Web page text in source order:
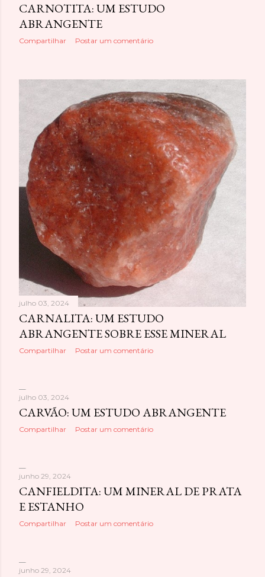
CARNOTITA: UM ESTUDO
ABRANGENTE
Compartilhar Postar um comentário
julho 03, 2024
CARNALITA: UM ESTUDO
ABRANGENTE SOBRE ESSE MINERAL
Compartilhar Postar um comentário
julho 03, 2024
CARVÃO: UM ESTUDO ABRANGENTE
Compartilhar Postar um comentário
junho 29, 2024
CANFIELDITA: UM MINERAL DE PRATA
E ESTANHO
Compartilhar Postar um comentário
junho 29, 2024